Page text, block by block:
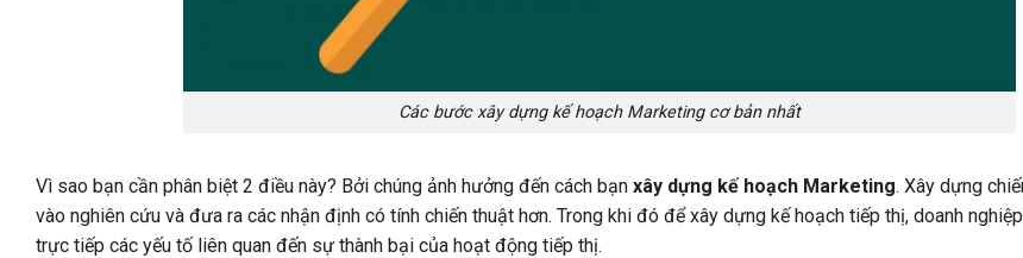
Các bước xây dựng kế hoạch Marketing cơ bản nhất
Vì sao bạn cần phân biệt 2 điều này? Bởi chúng ảnh hưởng đến cách bạn xây dựng kế hoạch Marketing. Xây dựng
vào nghiên cứu và đưa ra các nhận định có tính chiến thuật hơn. Trong khi đó để xây dựng kế hoạch tiếp thị, doanh
trực tiếp các yếu tố liên quan đến sự thành bại của hoạt động tiếp thị.